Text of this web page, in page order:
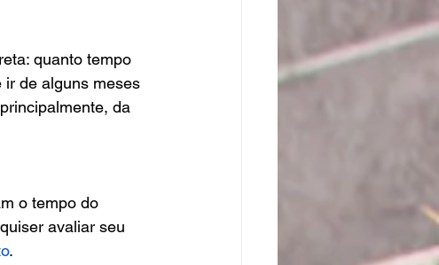
quanto tempo
de alguns meses
da
o tempo do
avaliar seu
.